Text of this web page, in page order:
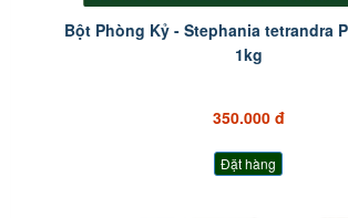
Bột Phòng Kỷ - Stephania tetrandra
1kg
350.000 đ
Đặt hàng